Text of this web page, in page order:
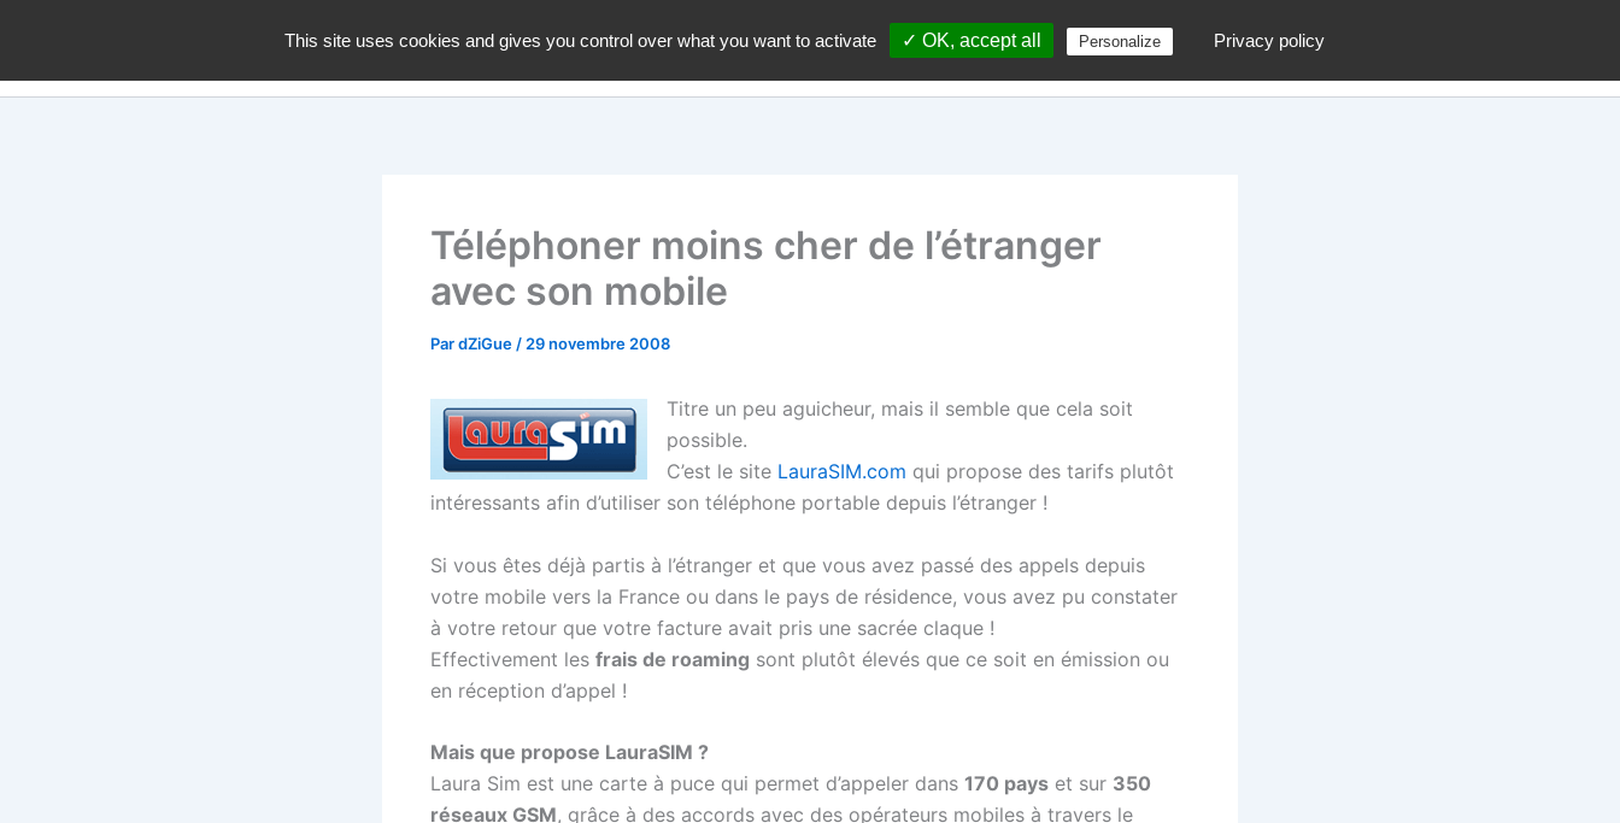
contenu
Accueil A propos du blog Contactez moi ! Archives
Téléphoner moins cher de l’étranger
avec son mobile
PardZiGue / 29 novembre 2008
Titre un peu aguicheur, mais il semble que cela soit
possible.
C’est le site LauraSIM.com qui propose des tarifs plutôt
intéressants afin d’utiliser son téléphone portable depuis l’étranger !
Si vous êtes déjà partis à l’étranger et que vous avez passé des appels depuis
votre mobile vers la France ou dans le pays de résidence, vous avez pu constater
à votre retour que votre facture avait pris une sacrée claque !
Effectivement les frais de roaming sont plutôt élevés que ce soit en émission ou
en réception d’appel !
Mais que propose LauraSIM ?
Laura Sim est une carte à puce qui permet d’appeler dans 170 pays et sur 350
réseaux GSM, grâce à des accords avec des opérateurs mobiles à travers le
This site uses cookies and gives you control over what you want to activate ✓ OK, accept all Personalize Privacy policy